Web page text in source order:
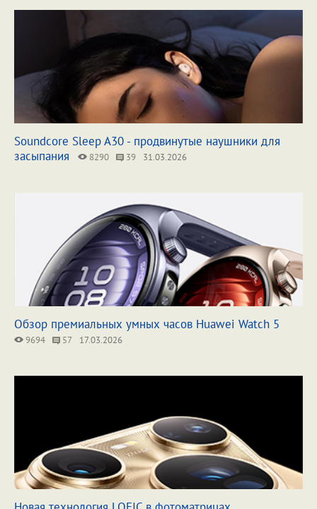
Soundcore Sleep A30 - продвинутые наушники для
засыпания
8290 39 31.03.2026
Обзор премиальных умных часов Huawei Watch 5
9694 57 17.03.2026